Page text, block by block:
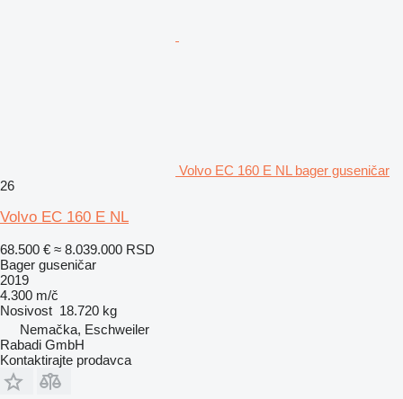
Volvo EC 160 E NL bager guseničar
26
Volvo EC 160 E NL
68.500 € ≈ 8.039.000 RSD
Bager guseničar
2019
4.300 m/č
Nosivost 18.720 kg
Nemačka, Eschweiler
Rabadi GmbH
Kontaktirajte prodavca